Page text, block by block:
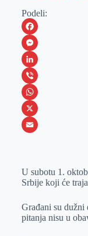
Podeli:
F
a
c
e
b
o
M
e
s
s
e
e
L
i
n
k
I
V
i
b
W
h
s
p
p
X
a
l
U subotu 1.
Srbije koji će
Građani su dužni
pitanja nisu u